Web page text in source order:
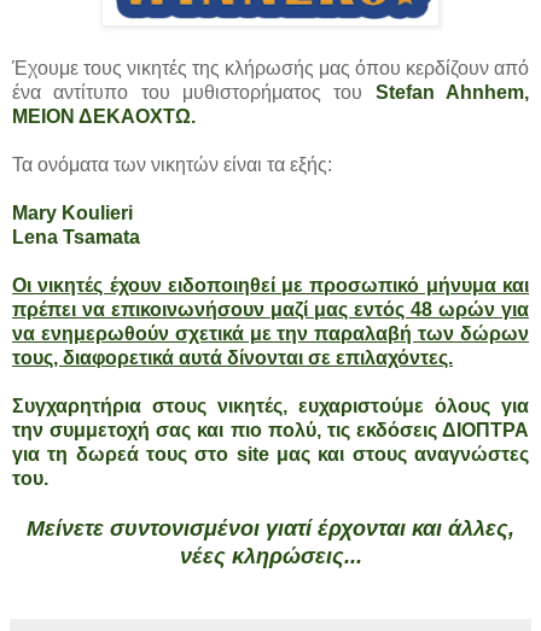
Έχουμε τους νικητές της κλήρωσής μας όπου κερδίζουν από
ένα αντίτυπο του μυθιστορήματος του
Stefan Ahnhem,
ΜΕΙΟΝ ΔΕΚΑΟΧΤΩ.
Τα ονόματα των νικητών είναι τα εξής:
Mary Koulieri
Lena Tsamata
Οι νικητές έχουν ειδοποιηθεί με προσωπικό μήνυμα και
πρέπει να επικοινωνήσουν μαζί μας εντός 48 ωρών για
να ενημερωθούν σχετικά με την παραλαβή των δώρων
τους, διαφορετικά αυτά δίνονται σε επιλαχόντες.
Συγχαρητήρια στους νικητές, ευχαριστούμε όλους για
την συμμετοχή σας και πιο πολύ, τις εκδόσεις ΔΙΟΠΤΡΑ
για τη δωρεά τους στο site μας και στους αναγνώστες
του.
Μείνετε συντονισμένοι γιατί έρχονται και άλλες,
νέες κληρώσεις...